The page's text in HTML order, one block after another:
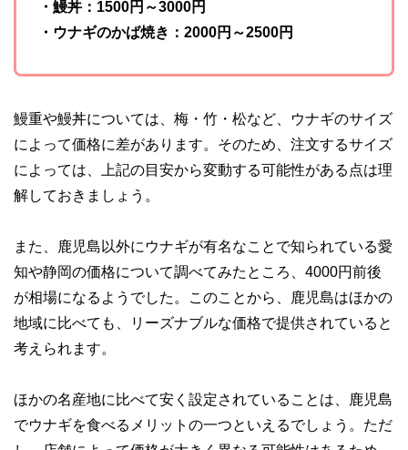
・鰻丼：1500円～3000円
・ウナギのかば焼き：2000円～2500円
鰻重や鰻丼については、梅・竹・松など、ウナギのサイズ
によって価格に差があります。そのため、注文するサイズ
によっては、上記の目安から変動する可能性がある点は理
解しておきましょう。
また、鹿児島以外にウナギが有名なことで知られている愛
知や静岡の価格について調べてみたところ、4000円前後
が相場になるようでした。このことから、鹿児島はほかの
地域に比べても、リーズナブルな価格で提供されていると
考えられます。
ほかの名産地に比べて安く設定されていることは、鹿児島
でウナギを食べるメリットの一つといえるでしょう。ただ